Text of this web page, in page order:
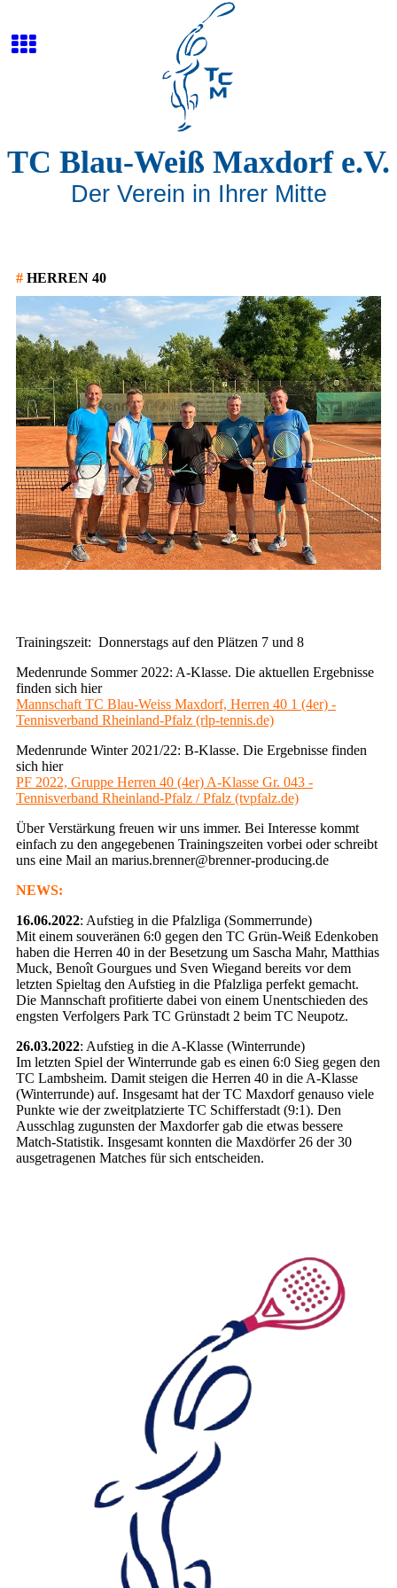
TC Blau-Weiß Maxdorf e.V.
Der Verein in Ihrer Mitte
#HERREN 40
Trainingszeit: Donnerstags auf den Plätzen 7 und 8
Medenrunde Sommer 2022: A-Klasse. Die aktuellen Ergebnisse
finden sich hier
Mannschaft TC Blau-Weiss Maxdorf, Herren 40 1 (4er) -
Tennisverband Rheinland-Pfalz (rlp-tennis.de)
Medenrunde Winter 2021/22: B-Klasse. Die Ergebnisse finden
sich hier
PF 2022, Gruppe Herren 40 (4er) A-Klasse Gr. 043 -
Tennisverband Rheinland-Pfalz / Pfalz (tvpfalz.de)
Über Verstärkung freuen wir uns immer. Bei Interesse kommt
einfach zu den angegebenen Trainingszeiten vorbei oder schreibt
uns eine Mail an marius.brenner@brenner-producing.de
NEWS:
16.06.2022: Aufstieg in die Pfalzliga (Sommerrunde)
Mit einem souveränen 6:0 gegen den TC Grün-Weiß Edenkoben
haben die Herren 40 in der Besetzung um Sascha Mahr, Matthias
Muck, Benoît Gourgues und Sven Wiegand bereits vor dem
letzten Spieltag den Aufstieg in die Pfalzliga perfekt gemacht.
Die Mannschaft profitierte dabei von einem Unentschieden des
engsten Verfolgers Park TC Grünstadt 2 beim TC Neupotz.
26.03.2022: Aufstieg in die A-Klasse (Winterrunde)
Im letzten Spiel der Winterrunde gab es einen 6:0 Sieg gegen den
TC Lambsheim. Damit steigen die Herren 40 in die A-Klasse
(Winterrunde) auf. Insgesamt hat der TC Maxdorf genauso viele
Punkte wie der zweitplatzierte TC Schifferstadt (9:1). Den
Ausschlag zugunsten der Maxdorfer gab die etwas bessere
Match-Statistik. Insgesamt konnten die Maxdörfer 26 der 30
ausgetragenen Matches für sich entscheiden.